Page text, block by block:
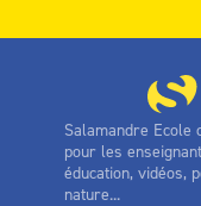
Salamandre Ecole
pour les
éducation, vidéos,
nature...